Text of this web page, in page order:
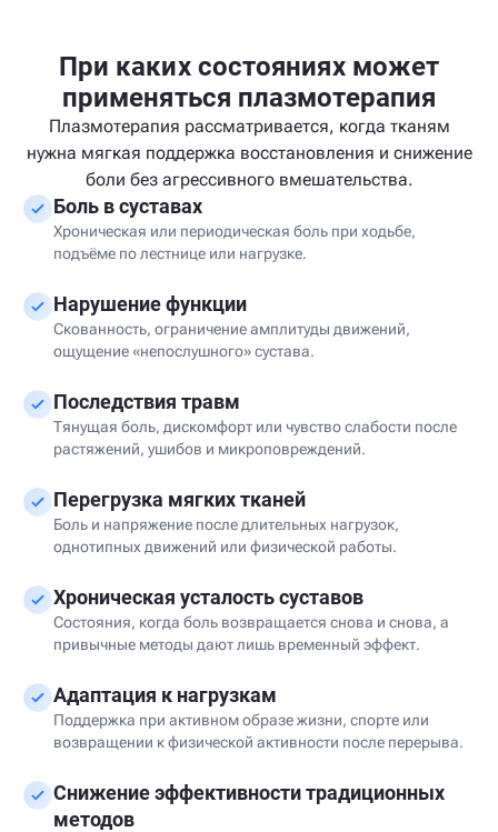
При каких состояниях может
применяться плазмотерапия
Плазмотерапия рассматривается, когда тканям
нужна мягкая поддержка восстановления и снижение
боли без агрессивного вмешательства.
Боль в суставах
Хроническая или периодическая боль при ходьбе,
подъёме по лестнице или нагрузке.
Нарушение функции
Скованность, ограничение амплитуды движений,
ощущение «непослушного» сустава.
Последствия травм
Тянущая боль, дискомфорт или чувство слабости после
растяжений, ушибов и микроповреждений.
Перегрузка мягких тканей
Боль и напряжение после длительных нагрузок,
однотипных движений или физической работы.
Хроническая усталость суставов
Состояния, когда боль возвращается снова и снова, а
привычные методы дают лишь временный эффект.
Адаптация к нагрузкам
Поддержка при активном образе жизни, спорте или
возвращении к физической активности после перерыва.
Снижение эффективности традиционных
методов